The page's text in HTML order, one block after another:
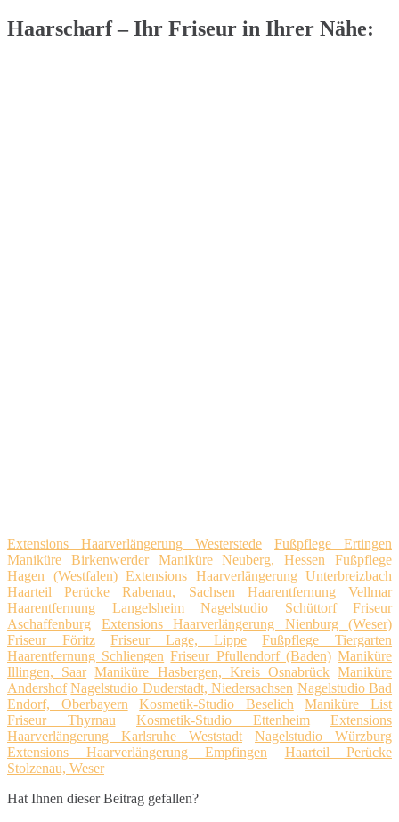
Haarscharf – Ihr Friseur in Ihrer Nähe:
Extensions Haarverlängerung Westerstede
Fußpflege Ertingen
Maniküre Birkenwerder
Maniküre Neuberg, Hessen
Fußpflege
Hagen (Westfalen) Extensions Haarverlängerung Unterbreizbach
Haarteil Perücke Rabenau, Sachsen
Haarentfernung Vellmar
Haarentfernung Langelsheim
Nagelstudio Schüttorf
Friseur
Aschaffenburg
Extensions Haarverlängerung Nienburg (Weser)
Friseur Föritz
Friseur Lage, Lippe
Fußpflege Tiergarten
Haarentfernung Schliengen Friseur Pfullendorf (Baden) Maniküre
Illingen, Saar Maniküre Hasbergen, Kreis Osnabrück Maniküre
Andershof Nagelstudio Duderstadt, Niedersachsen Nagelstudio Bad
Endorf, Oberbayern
Kosmetik-Studio Beselich
Maniküre List
Friseur Thyrnau
Kosmetik-Studio Ettenheim
Extensions
Haarverlängerung Karlsruhe Weststadt
Nagelstudio Würzburg
Extensions Haarverlängerung Empfingen
Haarteil Perücke
Stolzenau, Weser
Hat Ihnen dieser Beitrag gefallen?